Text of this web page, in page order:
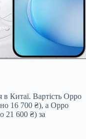
Китаї. Вартість Oppo
16 700 ₴), а Oppo
21 600 ₴) за